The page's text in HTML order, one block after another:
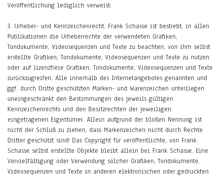
Veröffentlichung lediglich verweist.
3. Urheber- und Kennzeichenrecht. Frank Schasse ist bestrebt, in allen
Publikationen die Urheberrechte der verwendeten Grafiken,
Tondokumente, Videosequenzen und Texte zu beachten, von ihm selbst
erstellte Grafiken, Tondokumente, Videosequenzen und Texte zu nutzen
oder auf lizenzfreie Grafiken, Tondokumente, Videosequenzen und Texte
zurückzugreifen. Alle innerhalb des Internetangebotes genannten und
ggf. durch Dritte geschützten Marken- und Warenzeichen unterliegen
uneingeschränkt den Bestimmungen des jeweils gültigen
Kennzeichenrechts und den Besitzrechten der jeweiligen
eingetragenen Eigentümer. Allein aufgrund der bloßen Nennung ist
nicht der Schluß zu ziehen, dass Markenzeichen nicht durch Rechte
Dritter geschützt sind! Das Copyright für veröffentlichte, von Frank
Schasse selbst erstellte Objekte bleibt allein bei Frank Schasse. Eine
Vervielfältigung oder Verwendung solcher Grafiken, Tondokumente,
Videosequenzen und Texte in anderen elektronischen oder gedruckten